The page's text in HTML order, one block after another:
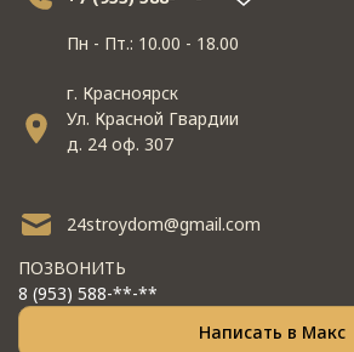
Пн - Пт.: 10.00 - 18.00
г. Красноярск
Ул. Красной Гвардии
д. 24 оф. 307
24stroydom@gmail.com
ПОЗВОНИТЬ
8 (953) 588-**-**
Написать в Макс